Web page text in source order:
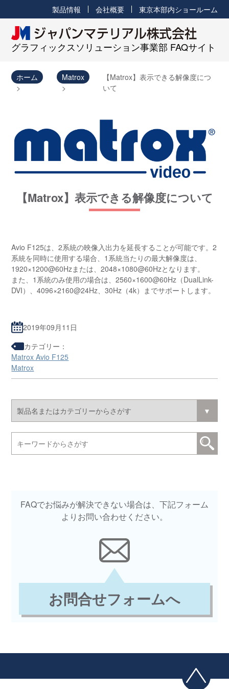
グラフィックスソリューション事業部 FAQサイト
製品情報 会社概要 東京本部内ショールーム
ホーム Matrox
【Matrox】表示できる解像度につ
いて
【Matrox】表示できる解像度について
Avio F125は、2系統の映像入出力を延長することが可能です。2
系統を同時に使用する場合、1系統当たりの最大解像度は、
1920×1200@60Hzまたは、2048×1080@60Hzとなります。
また、1系統のみ使用の場合は、2560×1600@60Hz（DualLink-
DVI）、4096×2160@24Hz、30Hz（4k）までサポートします。
2019年09月11日
カテゴリー：
Matrox Avio F125
Matrox
FAQでお悩みが解決できない場合は、下記フォーム
よりお問い合わせください。
お問合せフォームへ